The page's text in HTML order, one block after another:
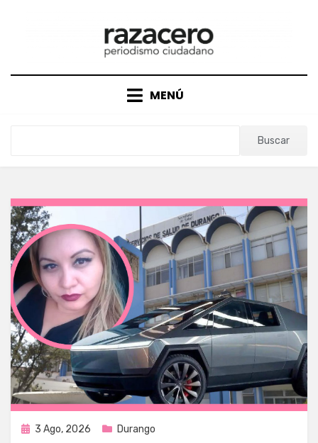
MENÚ
Buscar
Publicada
3 Ago, 2026 Durango